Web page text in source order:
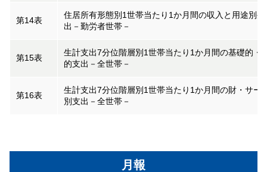
月報
第14表
住居所有形態別1世帯当たり1か月間の収入と用途別生
出－勤労者世帯－
第15表
生計支出7分位階層別1世帯当たり1か月間の基礎的・
的支出－全世帯－
第16表
生計支出7分位階層別1世帯当たり1か月間の財・サー
別支出－全世帯－